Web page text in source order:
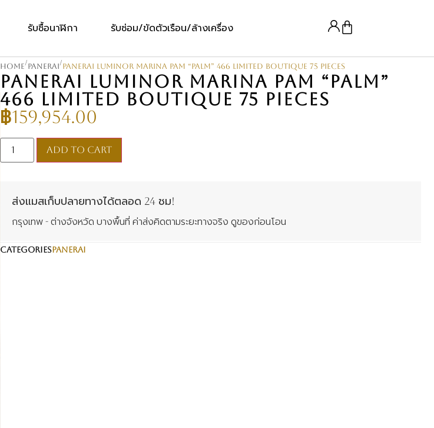
รับซื้อนาฬิกา รับซ่อม/ขัดตัวเรือน/ล้างเครื่อง
Home/Panerai/Panerai Luminor Marina Pam “Palm” 466 Limited boutique 75 Pieces
PANERAI LUMINOR MARINA PAM “PALM”
466 LIMITED BOUTIQUE 75 PIECES
฿159,954.00
Add to cart
ส่งแมสเก็บปลายทางได้ตลอด 24 ชม!
กรุงเทพ - ต่างจังหวัด บางพื้นที่ ค่าส่งคิดตามระยะทางจริง ดูของก่อนโอน
CATEGORIESPanerai